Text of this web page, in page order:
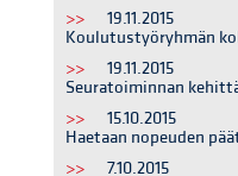
>>
19.11.2015
Koulutustyöryhmän
>>
19.11.2015
Seuratoiminnan
>>
15.10.2015
Haetaan nopeuden
>>
7.10.2015